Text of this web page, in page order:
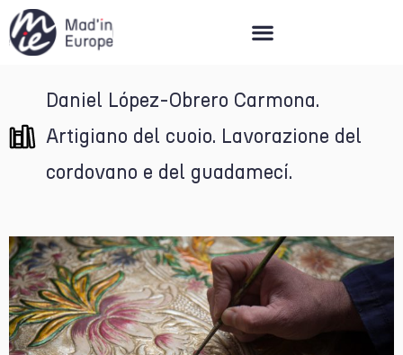
Daniel López-Obrero Carmona.
Artigiano del cuoio. Lavorazione del
cordovano e del guadamecí.